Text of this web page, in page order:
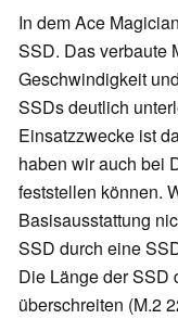
In dem Ace
SSD. Das verbaute
Geschwindigkeit
SSDs deutlich
Einsatzzwecke ist
haben wir auch bei
feststellen können.
Basisausstattung
SSD durch eine
Die Länge der SSD
überschreiten (M.2